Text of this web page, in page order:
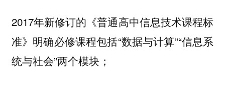
2017年新修订的《普通高中信息技术课程标
准》明确必修课程包括“数据与计算”“信息系
统与社会”两个模块；